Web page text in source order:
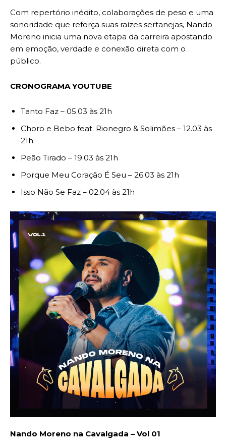
Com repertório inédito, colaborações de peso e uma
sonoridade que reforça suas raízes sertanejas, Nando
Moreno inicia uma nova etapa da carreira apostando
em emoção, verdade e conexão direta com o
público.
CRONOGRAMA YOUTUBE
Tanto Faz – 05.03 às 21h
Choro e Bebo feat. Rionegro & Solimões – 12.03 às
21h
Peão Tirado – 19.03 às 21h
Porque Meu Coração É Seu – 26.03 às 21h
Isso Não Se Faz – 02.04 às 21h
Nando Moreno na Cavalgada – Vol 01